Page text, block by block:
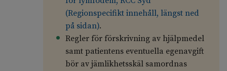
(Regionspecifikt innehåll, längst ned
på sidan).
Regler för förskrivning av hjälpmedel
samt patientens eventuella egenavgift
bör av jämlikhetsskäl samordnas